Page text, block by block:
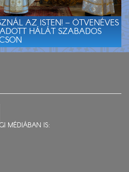
AZ ISTEN! – ÖTVENÉVES
HÁLÁT SZABADOS
MÉDIÁBAN IS: